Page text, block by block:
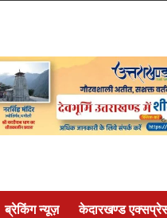
ब्रेकिंग न्यूज़ केदारखण्ड